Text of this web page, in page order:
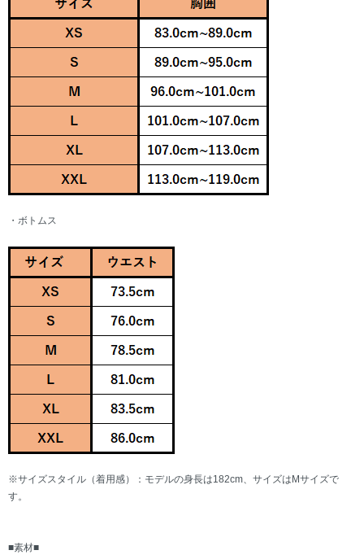
・ボトムス
※サイズスタイル（着用感）：モデルの身長は182cm、サイズはMサイズで
す。
■素材■